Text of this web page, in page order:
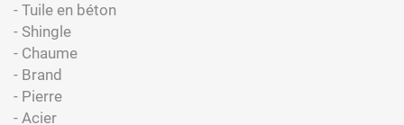
- Tuile en béton
- Shingle
- Chaume
- Brand
- Pierre
- Acier